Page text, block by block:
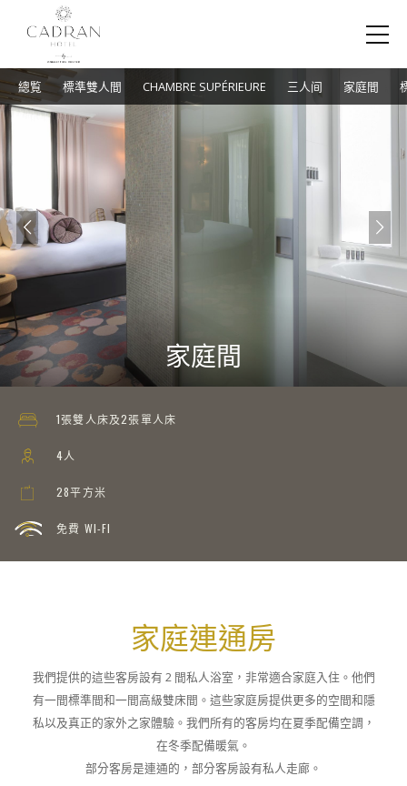
家庭間
1張雙人床及2張單人床
4人
28平方米
免費 WI-FI
家庭連通房
我們提供的這些客房設有 2 間私人浴室，非常適合家庭入住。他們
有一間標準間和一間高級雙床間。這些家庭房提供更多的空間和隱
私以及真正的家外之家體驗。我們所有的客房均在夏季配備空調，
在冬季配備暖氣。
部分客房是連通的，部分客房設有私人走廊。
總覧 標準雙人間 CHAMBRE SUPÉRIEURE 三人间 家庭間